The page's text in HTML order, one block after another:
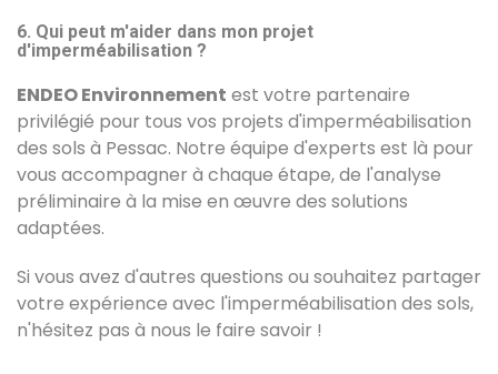
6. Qui peut m'aider dans mon projet
d'imperméabilisation ?
ENDEO Environnement est votre partenaire
privilégié pour tous vos projets d'imperméabilisation
des sols à Pessac. Notre équipe d'experts est là pour
vous accompagner à chaque étape, de l'analyse
préliminaire à la mise en œuvre des solutions
adaptées.
Si vous avez d'autres questions ou souhaitez partager
votre expérience avec l'imperméabilisation des sols,
n'hésitez pas à nous le faire savoir !